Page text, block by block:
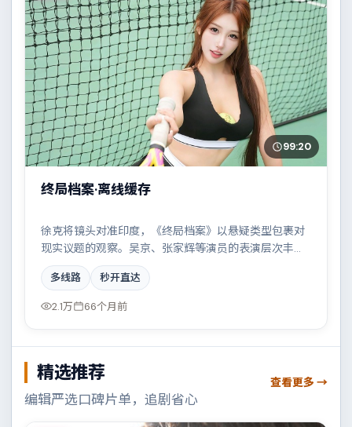
99:20
终局档案·离线缓存
徐克将镜头对准印度，《终局档案》以悬疑类型包裹对
现实议题的观察。吴京、张家辉等演员的表演层次丰
富，两条时间线交错推进，真相直至最后一刻揭晓。全
片在类型元素与人文关怀之间取得平衡。
多线路 秒开直达
2.1万 66个月前
精选推荐
编辑严选口碑片单，追剧省心
查看更多 →